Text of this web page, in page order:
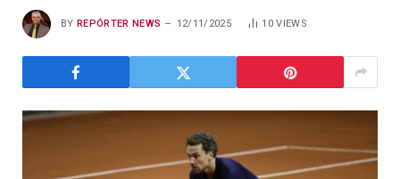
BY REPÓRTER NEWS 12/11/2025 10VIEWS